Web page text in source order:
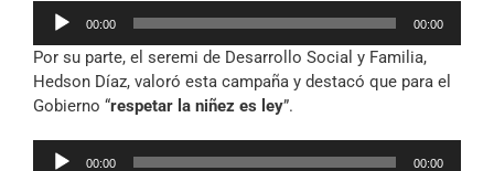
Reproductor
audio
00:00 00:00
Por su parte, el seremi de Desarrollo Social y Familia,
Hedson Díaz, valoró esta campaña y destacó que para el
Gobierno “respetar la niñez es ley”.
Reproductor
00:00 00:00